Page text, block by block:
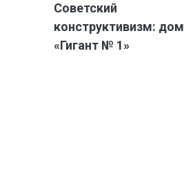
Советский
конструктивизм: дом
«Гигант № 1»